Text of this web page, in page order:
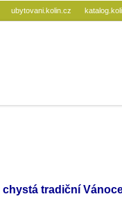
ubytovani.kolin.cz
chystá tradiční